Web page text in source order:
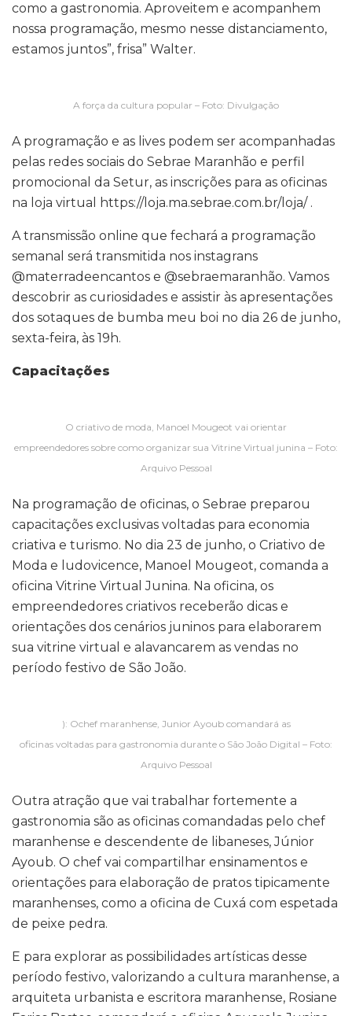
como a gastronomia. Aproveitem e acompanhem
nossa programação, mesmo nesse distanciamento,
estamos juntos”, frisa” Walter.
A força da cultura popular – Foto: Divulgação
A programação e as lives podem ser acompanhadas
pelas redes sociais do Sebrae Maranhão e perfil
promocional da Setur, as inscrições para as oficinas
na loja virtual https://loja.ma.sebrae.com.br/loja/ .
A transmissão online que fechará a programação
semanal será transmitida nos instagrans
@materradeencantos e @sebraemaranhão. Vamos
descobrir as curiosidades e assistir às apresentações
dos sotaques de bumba meu boi no dia 26 de junho,
sexta-feira, às 19h.
Capacitações
O criativo de moda, Manoel Mougeot vai orientar
empreendedores sobre como organizar sua Vitrine Virtual junina – Foto:
Arquivo Pessoal
Na programação de oficinas, o Sebrae preparou
capacitações exclusivas voltadas para economia
criativa e turismo. No dia 23 de junho, o Criativo de
Moda e ludovicence, Manoel Mougeot, comanda a
oficina Vitrine Virtual Junina. Na oficina, os
empreendedores criativos receberão dicas e
orientações dos cenários juninos para elaborarem
sua vitrine virtual e alavancarem as vendas no
período festivo de São João.
): Ochef maranhense, Junior Ayoub comandará as
oficinas voltadas para gastronomia durante o São João Digital – Foto:
Arquivo Pessoal
Outra atração que vai trabalhar fortemente a
gastronomia são as oficinas comandadas pelo chef
maranhense e descendente de libaneses, Júnior
Ayoub. O chef vai compartilhar ensinamentos e
orientações para elaboração de pratos tipicamente
maranhenses, como a oficina de Cuxá com espetada
de peixe pedra.
E para explorar as possibilidades artísticas desse
período festivo, valorizando a cultura maranhense, a
arquiteta urbanista e escritora maranhense, Rosiane